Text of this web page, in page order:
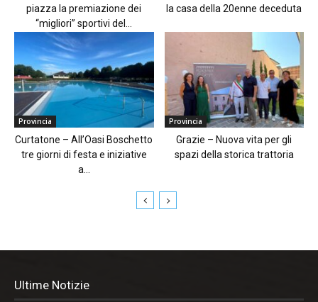
piazza la premiazione dei
“migliori” sportivi del...
la casa della 20enne deceduta
Provincia
Curtatone – All’Oasi Boschetto
tre giorni di festa e iniziative
a...
Provincia
Grazie – Nuova vita per gli
spazi della storica trattoria
Ultime Notizie